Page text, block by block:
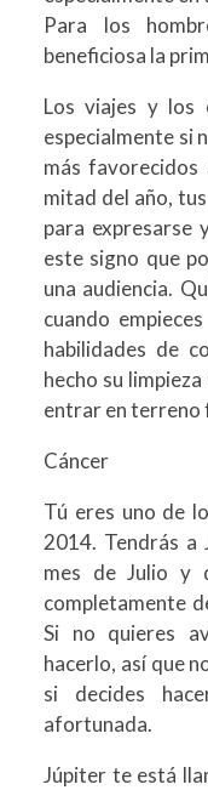
Para los
beneficiosa la
Los viajes y los
especialmente si
más favorecidos
mitad del año,
para expresarse
este signo que
una audiencia.
cuando
habilidades de
hecho su
entrar en terreno
Cáncer
Tú eres uno de
2014. Tendrás
mes de Julio y
completamente
Si no quieres
hacerlo, así que
si decides
afortunada.
Júpiter te está